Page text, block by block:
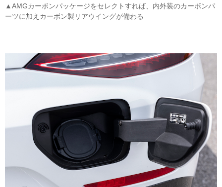
▲AMGカーボンパッケージをセレクトすれば、内外装のカーボンパ
ーツに加えカーボン製リアウイングが備わる